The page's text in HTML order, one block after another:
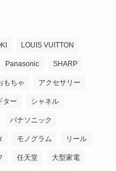
LOUIS VUITTON
Panasonic SHARP
もちゃ アクセサリー
ター シャネル
パナソニック
モノグラム リール
任天堂 大型家電